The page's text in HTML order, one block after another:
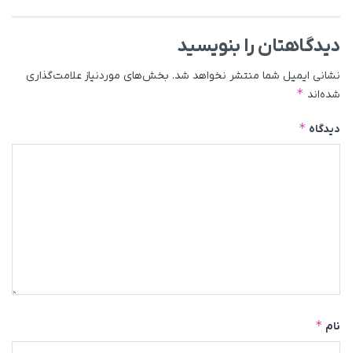
دیدگاهتان را بنویسید
نشانی ایمیل شما منتشر نخواهد شد. بخش‌های موردنیاز علامت‌گذاری
شده‌اند *
دیدگاه *
نام *